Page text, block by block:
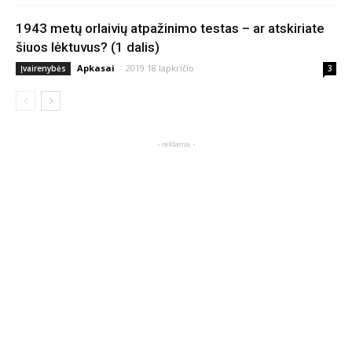
1943 metų orlaivių atpažinimo testas – ar atskiriate
šiuos lėktuvus? (1 dalis)
Įvairenybės Apkasai - 2019 18 lapkričio 3
- reklama -